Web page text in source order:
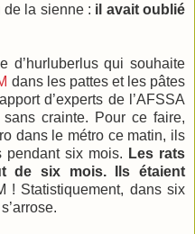
de la sienne : il avait oublié
d’hurluberlus qui souhaite
dans les pattes et les pâtes
d’experts de l’AFSSA
crainte. Pour ce faire,
dans le métro ce matin, ils
pendant six mois. Les rats
de six mois. Ils étaient
! Statistiquement, dans six